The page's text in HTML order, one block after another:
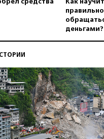
правильно
деньгами?